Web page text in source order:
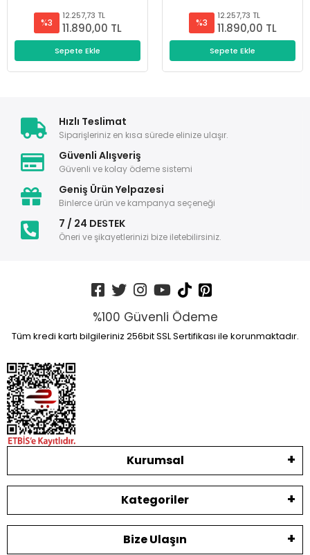
%3
12.257,73 TL
11.890,00 TL
Sepete Ekle
%3
12.257,73 TL
11.890,00 TL
Sepete Ekle
Hızlı Teslimat
Siparişleriniz en kısa sürede elinize ulaşır.
Güvenli Alışveriş
Güvenli ve kolay ödeme sistemi
Geniş Ürün Yelpazesi
Binlerce ürün ve kampanya seçeneği
7 / 24 DESTEK
Öneri ve şikayetlerinizi bize iletebilirsiniz.
%100 Güvenli Ödeme
Tüm kredi kartı bilgileriniz 256bit SSL Sertifikası ile korunmaktadır.
Kurumsal
Kategoriler
Bize Ulaşın